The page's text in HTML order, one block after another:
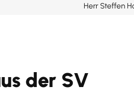
Herr Steffen
der SV